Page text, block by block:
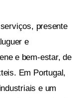
presente
e
e bem-estar, de
Em Portugal,
e um